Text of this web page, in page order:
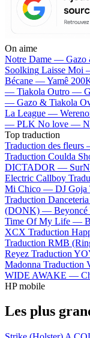
On aime
Notre Dame — Gazo
Soolking Laisse Moi
Bécane —Yamê
— Tiakola Outro —
— Gazo & Tiakola
La League —
— PLK No love —
Top traduction
Traduction des
Traduction Coulda
DICTADOR —
Electric Callboy
Mi Chico — DJ Goja
Traduction
(DONK) — Beyoncé
Time Of My Life —
XCX Traduction
Traduction RMB
Reyez Traduction
Madonna Traduction
WIDE AWAKE —
HP mobile
Les plus